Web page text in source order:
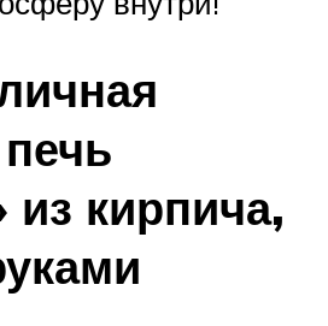
из кирпича,